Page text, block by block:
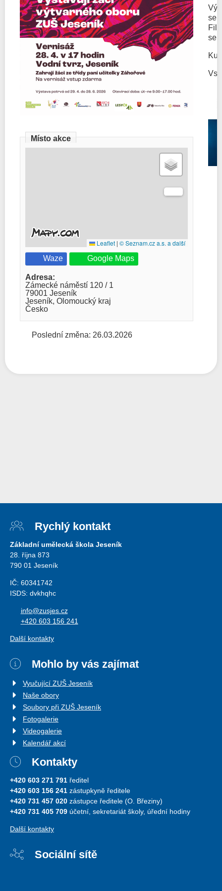
Místo akce
Leaflet | © Seznam.cz a.s. a další
Waze
Google Maps
Adresa:
Zámecké náměstí 120 / 1
79001 Jeseník
Jeseník, Olomoucký kraj
Česko
Poslední změna: 26.03.2026
se
se
Rychlý kontakt
Základní umělecká škola Jeseník
28. října 873
790 01 Jeseník
IČ: 60341742
ISDS: dvkhqhc
info@zusjes.cz
+420 603 156 241
Další kontakty
Mohlo by vás zajímat
Vyučující ZUŠ Jeseník
Naše obory
Soubory při ZUŠ Jeseník
Fotogalerie
Videogalerie
Kalendář akcí
Kontakty
+420 603 271 791 ředitel
+420 603 156 241 zástupkyně ředitele
+420 731 457 020 zástupce ředitele (O. Březiny)
+420 731 405 709 účetní, sekretariát školy, úřední hodiny
Další kontakty
Sociální sítě